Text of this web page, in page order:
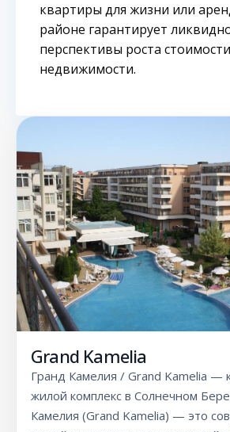
квартиры для жизни или
районе гарантирует
перспективы роста стоимости
недвижимости.
Grand Kamelia
Гранд Камелия / Grand Kamelia —
жилой комплекс в Солнечном
Камелия (Grand Kamelia) — это